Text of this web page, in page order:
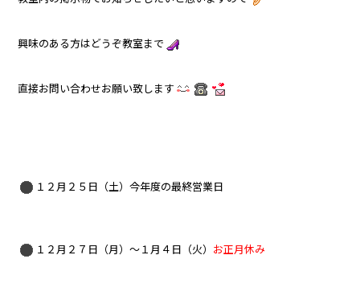
興味のある方はどうぞ教室まで
直接お問い合わせお願い致します
１２月２５日（土）今年度の最終営業日
１２月２７日（月）～１月４日（火） お正月休み